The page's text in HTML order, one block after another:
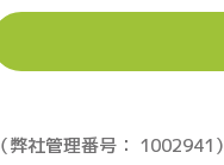
（弊社管理番号： 1002941）